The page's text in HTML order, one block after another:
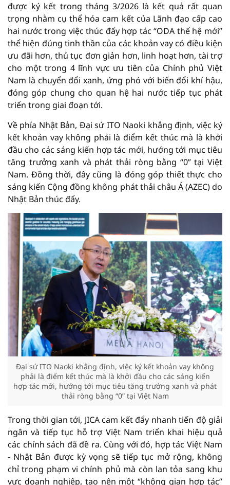
được ký kết trong tháng 3/2026 là kết quả rất quan
trọng nhằm cụ thể hóa cam kết của Lãnh đạo cấp cao
hai nước trong việc thúc đẩy hợp tác “ODA thế hệ mới”
thể hiện đúng tinh thần của các khoản vay có điều kiện
ưu đãi hơn, thủ tục đơn giản hơn, linh hoạt hơn, tài trợ
cho một trong 4 lĩnh vực ưu tiên của Chính phủ Việt
Nam là chuyển đổi xanh, ứng phó với biến đổi khí hậu,
đóng góp chung cho quan hệ hai nước tiếp tục phát
triển trong giai đoạn tới.
Về phía Nhật Bản, Đại sứ ITO Naoki khẳng định, việc ký
kết khoản vay không phải là điểm kết thúc mà là khởi
đầu cho các sáng kiến hợp tác mới, hướng tới mục tiêu
tăng trưởng xanh và phát thải ròng bằng “0” tại Việt
Nam. Đồng thời, đây cũng là đóng góp thiết thực cho
sáng kiến Cộng đồng không phát thải châu Á (AZEC) do
Nhật Bản thúc đẩy.
Đại sứ ITO Naoki khẳng định, việc ký kết khoản vay không
phải là điểm kết thúc mà là khởi đầu cho các sáng kiến
hợp tác mới, hướng tới mục tiêu tăng trưởng xanh và phát
thải ròng bằng “0” tại Việt Nam
Trong thời gian tới, JICA cam kết đẩy nhanh tiến độ giải
ngân và tiếp tục hỗ trợ Việt Nam triển khai hiệu quả
các chính sách đã đề ra. Cùng với đó, hợp tác Việt Nam
- Nhật Bản được kỳ vọng sẽ tiếp tục mở rộng, không
chỉ trong phạm vi chính phủ mà còn lan tỏa sang khu
vực doanh nghiệp, tạo nên một “không gian hợp tác”